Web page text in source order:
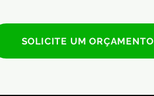
SOLICITE UM ORÇAMENTO